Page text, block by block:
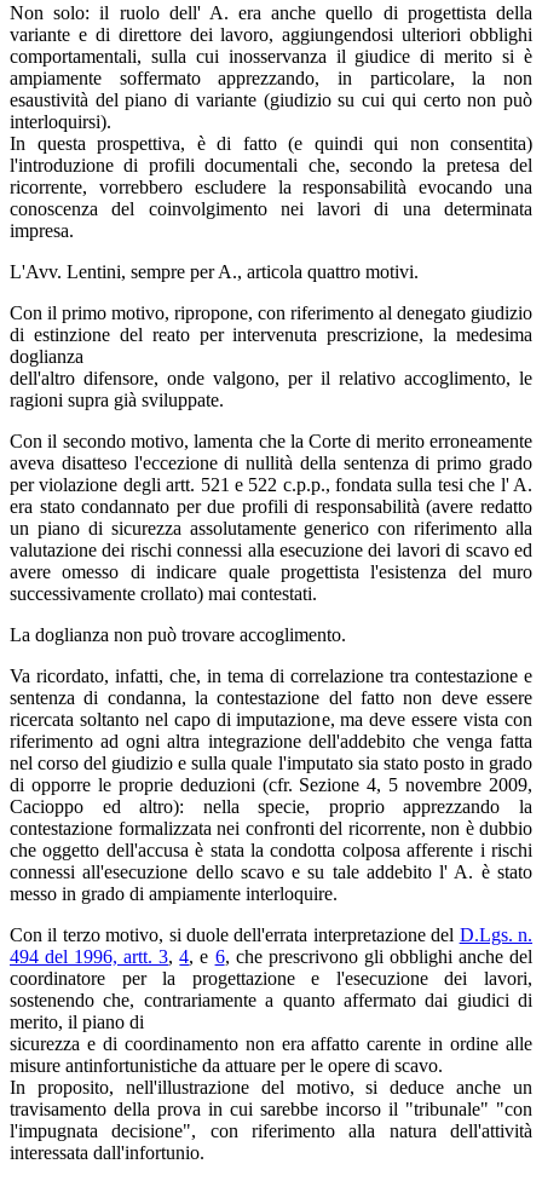
Non solo: il ruolo dell' A. era anche quello di progettista della
variante e di direttore dei lavoro, aggiungendosi ulteriori obblighi
comportamentali, sulla cui inosservanza il giudice di merito si è
ampiamente soffermato apprezzando, in particolare, la non
esaustività del piano di variante (giudizio su cui qui certo non può
interloquirsi).
In questa prospettiva, è di fatto (e quindi qui non consentita)
l'introduzione di profili documentali che, secondo la pretesa del
ricorrente, vorrebbero escludere la responsabilità evocando una
conoscenza del coinvolgimento nei lavori di una determinata
impresa.
L'Avv. Lentini, sempre per A., articola quattro motivi.
Con il primo motivo, ripropone, con riferimento al denegato giudizio
di estinzione del reato per intervenuta prescrizione, la medesima
doglianza
dell'altro difensore, onde valgono, per il relativo accoglimento, le
ragioni supra già sviluppate.
Con il secondo motivo, lamenta che la Corte di merito erroneamente
aveva disatteso l'eccezione di nullità della sentenza di primo grado
per violazione degli artt. 521 e 522 c.p.p., fondata sulla tesi che l' A.
era stato condannato per due profili di responsabilità (avere redatto
un piano di sicurezza assolutamente generico con riferimento alla
valutazione dei rischi connessi alla esecuzione dei lavori di scavo ed
avere omesso di indicare quale progettista l'esistenza del muro
successivamente crollato) mai contestati.
La doglianza non può trovare accoglimento.
Va ricordato, infatti, che, in tema di correlazione tra contestazione e
sentenza di condanna, la contestazione del fatto non deve essere
ricercata soltanto nel capo di imputazione, ma deve essere vista con
riferimento ad ogni altra integrazione dell'addebito che venga fatta
nel corso del giudizio e sulla quale l'imputato sia stato posto in grado
di opporre le proprie deduzioni (cfr. Sezione 4, 5 novembre 2009,
Cacioppo ed altro): nella specie, proprio apprezzando la
contestazione formalizzata nei confronti del ricorrente, non è dubbio
che oggetto dell'accusa è stata la condotta colposa afferente i rischi
connessi all'esecuzione dello scavo e su tale addebito l' A. è stato
messo in grado di ampiamente interloquire.
Con il terzo motivo, si duole dell'errata interpretazione del D.Lgs. n.
494 del 1996, artt. 3,4, e 6, che prescrivono gli obblighi anche del
coordinatore per la progettazione e l'esecuzione dei lavori,
sostenendo che, contrariamente a quanto affermato dai giudici di
merito, il piano di
sicurezza e di coordinamento non era affatto carente in ordine alle
misure antinfortunistiche da attuare per le opere di scavo.
In proposito, nell'illustrazione del motivo, si deduce anche un
travisamento della prova in cui sarebbe incorso il "tribunale" "con
l'impugnata decisione", con riferimento alla natura dell'attività
interessata dall'infortunio.